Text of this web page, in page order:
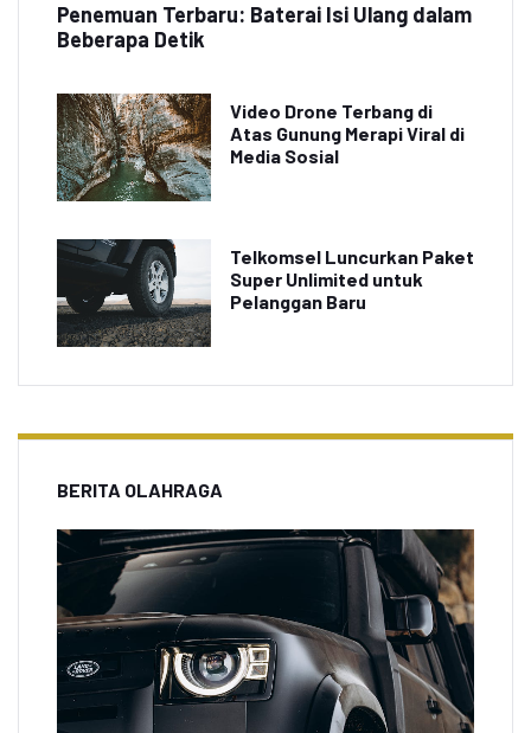
Penemuan Terbaru: Baterai Isi Ulang dalam
Beberapa Detik
Video Drone Terbang di
Atas Gunung Merapi Viral di
Media Sosial
Telkomsel Luncurkan Paket
Super Unlimited untuk
Pelanggan Baru
BERITA OLAHRAGA